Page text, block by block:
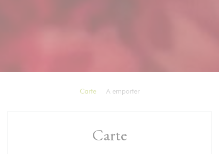
Carte A emporter
Carte